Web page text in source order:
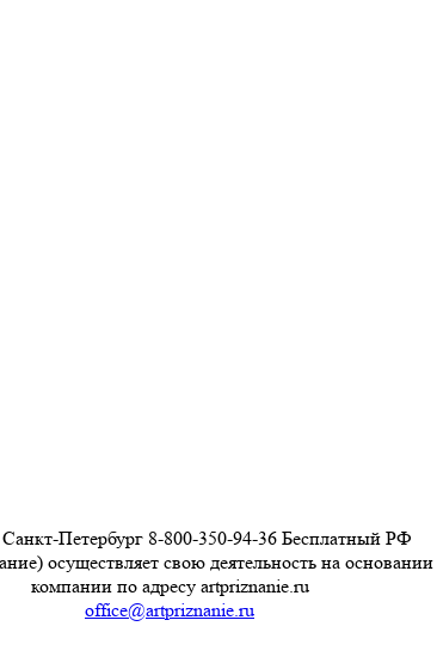
Санкт-Петербург 8-800-350-94-36 Бесплатный РФ
осуществляет свою деятельность на
компании по адресу artpriznanie.ru
office@artpriznanie.ru